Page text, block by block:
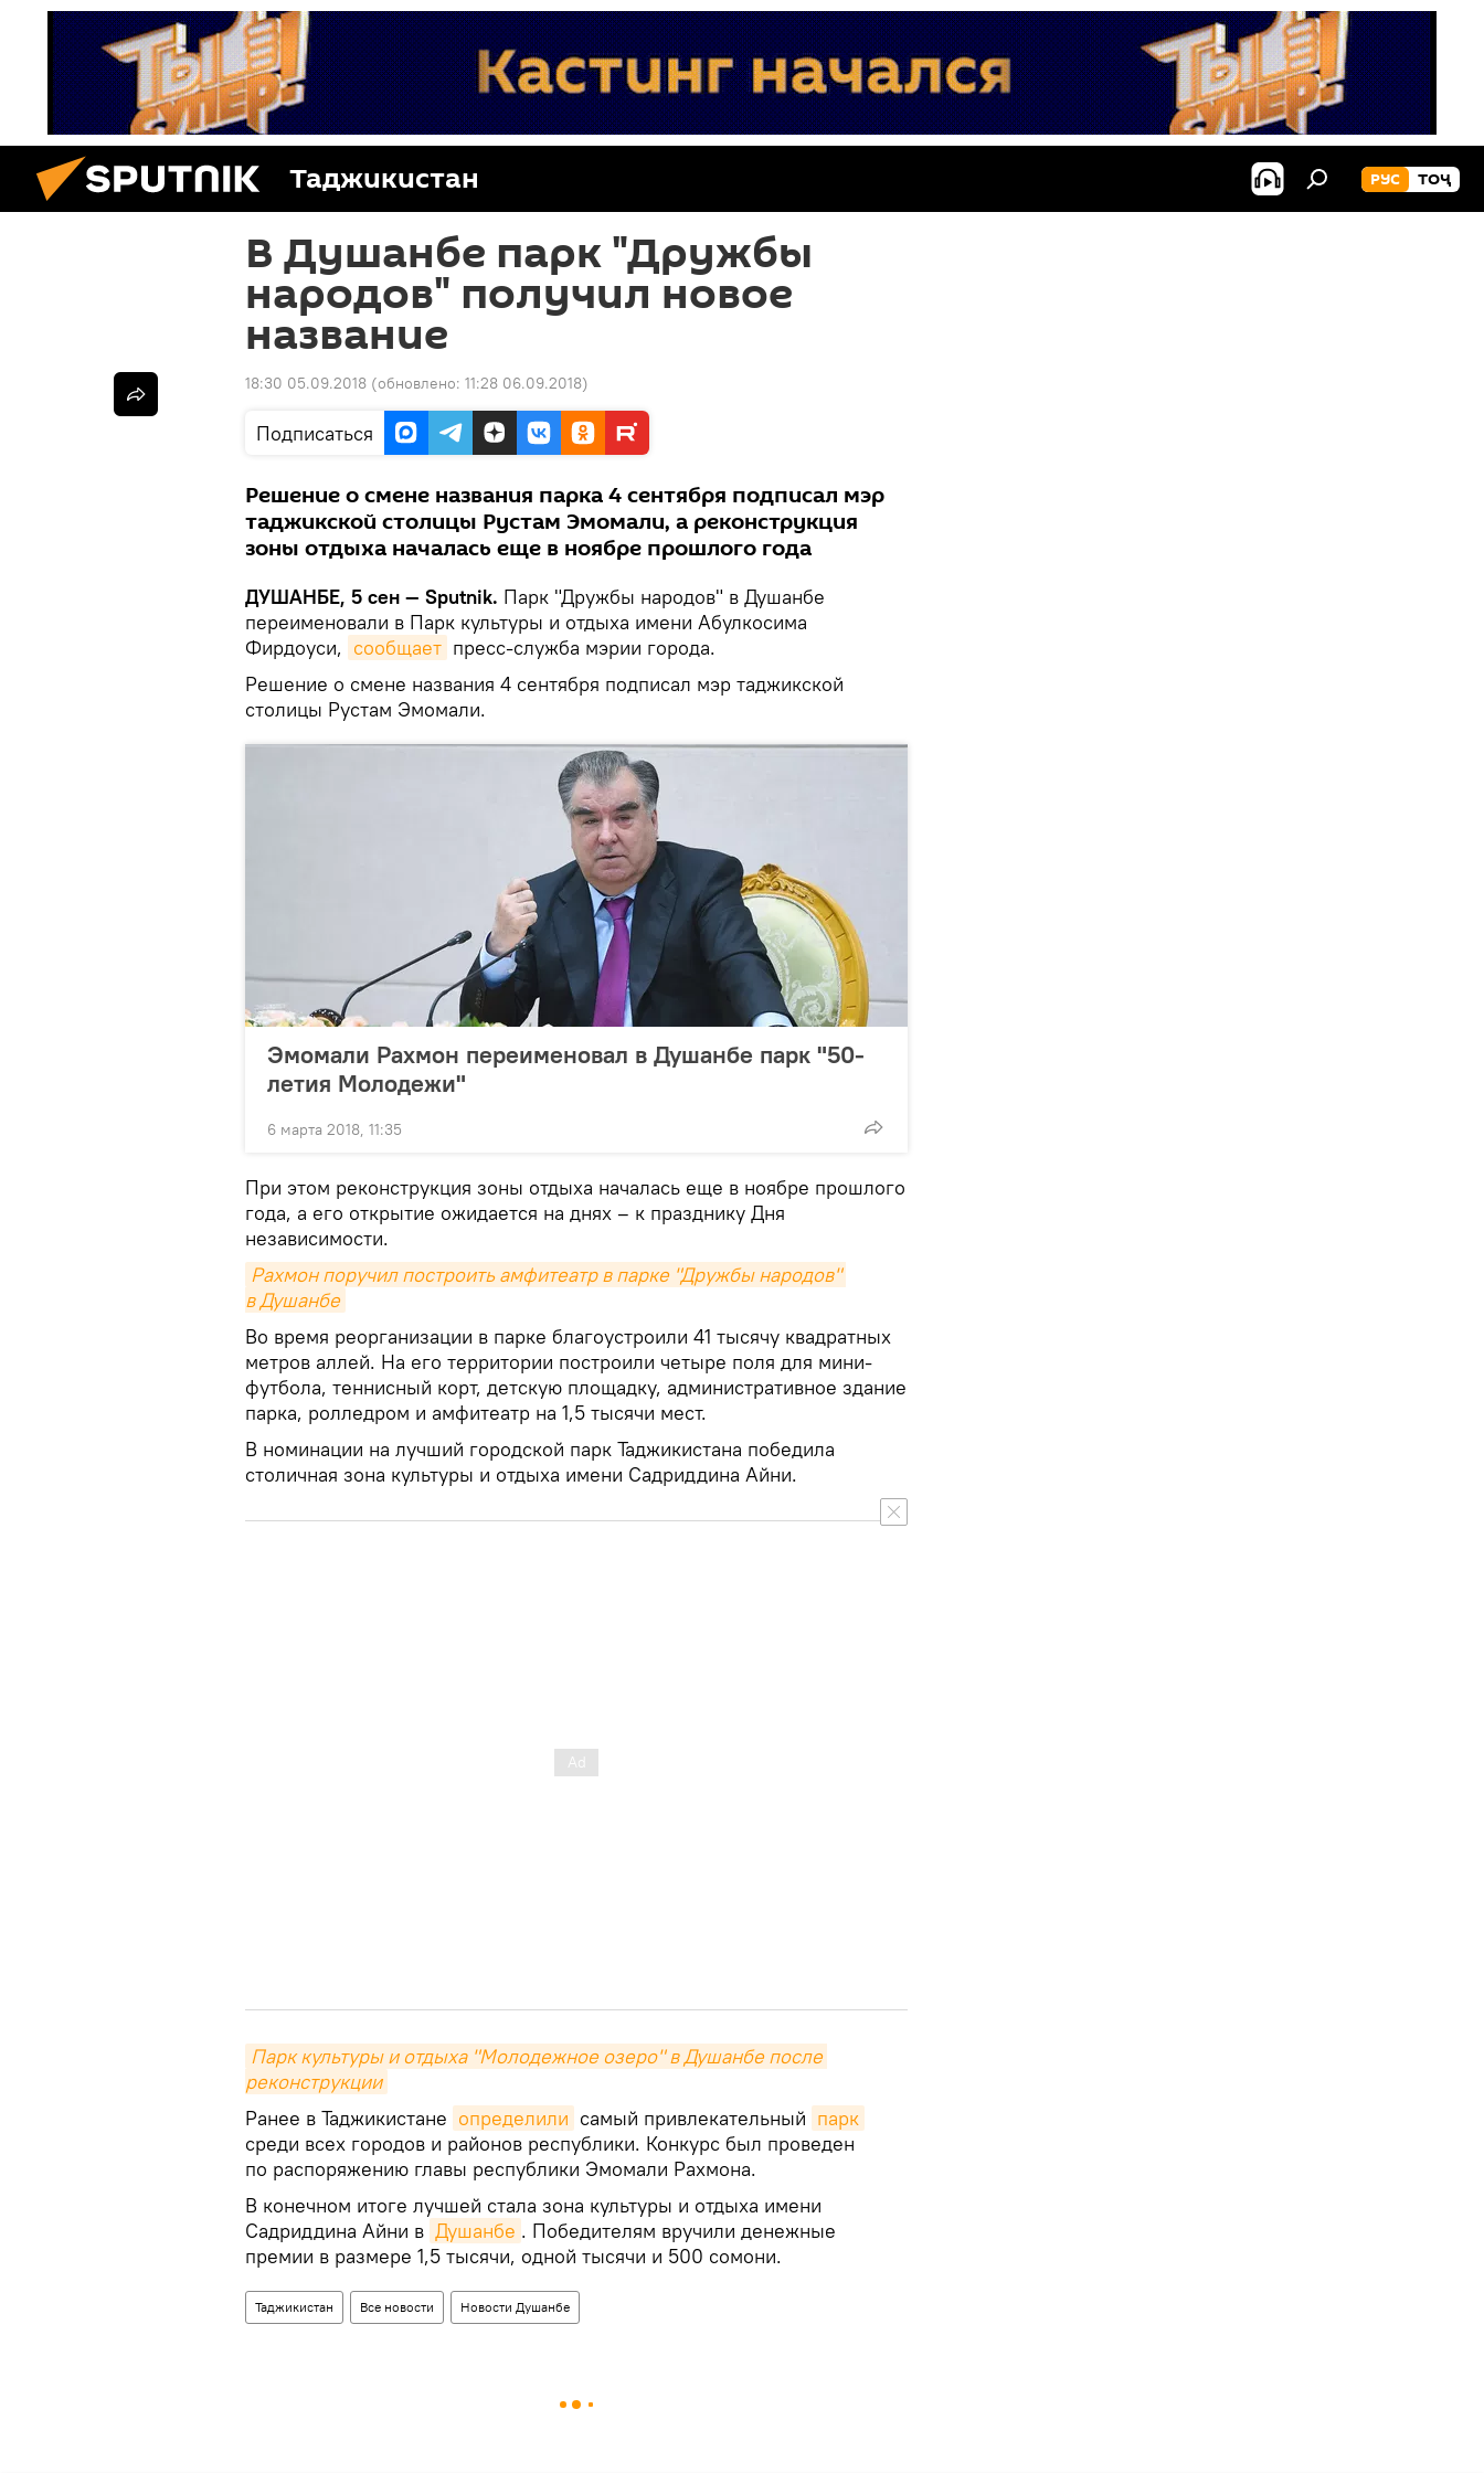
Таджикистан РУС ТОҶ
В Душанбе парк "Дружбы
народов" получил новое
название
18:30 05.09.2018 (обновлено: 11:28 06.09.2018)
Подписаться
Решение о смене названия парка 4 сентября подписал мэр
таджикской столицы Рустам Эмомали, а реконструкция
зоны отдыха началась еще в ноябре прошлого года
ДУШАНБЕ, 5 сен — Sputnik. Парк "Дружбы народов" в Душанбе
переименовали в Парк культуры и отдыха имени Абулкосима
Фирдоуси, сообщает пресс-служба мэрии города.
Решение о смене названия 4 сентября подписал мэр таджикской
столицы Рустам Эмомали.
Эмомали Рахмон переименовал в Душанбе парк "50-
летия Молодежи"
6 марта 2018, 11:35
При этом реконструкция зоны отдыха началась еще в ноябре прошлого
года, а его открытие ожидается на днях – к празднику Дня
независимости.
Рахмон поручил построить амфитеатр в парке "Дружбы народов"
в Душанбе
Во время реорганизации в парке благоустроили 41 тысячу квадратных
метров аллей. На его территории построили четыре поля для мини-
футбола, теннисный корт, детскую площадку, административное здание
парка, ролледром и амфитеатр на 1,5 тысячи мест.
В номинации на лучший городской парк Таджикистана победила
столичная зона культуры и отдыха имени Садриддина Айни.
Парк культуры и отдыха "Молодежное озеро" в Душанбе после
реконструкции
Ранее в Таджикистане определили самый привлекательный парк
среди всех городов и районов республики. Конкурс был проведен
по распоряжению главы республики Эмомали Рахмона.
В конечном итоге лучшей стала зона культуры и отдыха имени
Садриддина Айни в Душанбе . Победителям вручили денежные
премии в размере 1,5 тысячи, одной тысячи и 500 сомони.
Таджикистан Все новости Новости Душанбе